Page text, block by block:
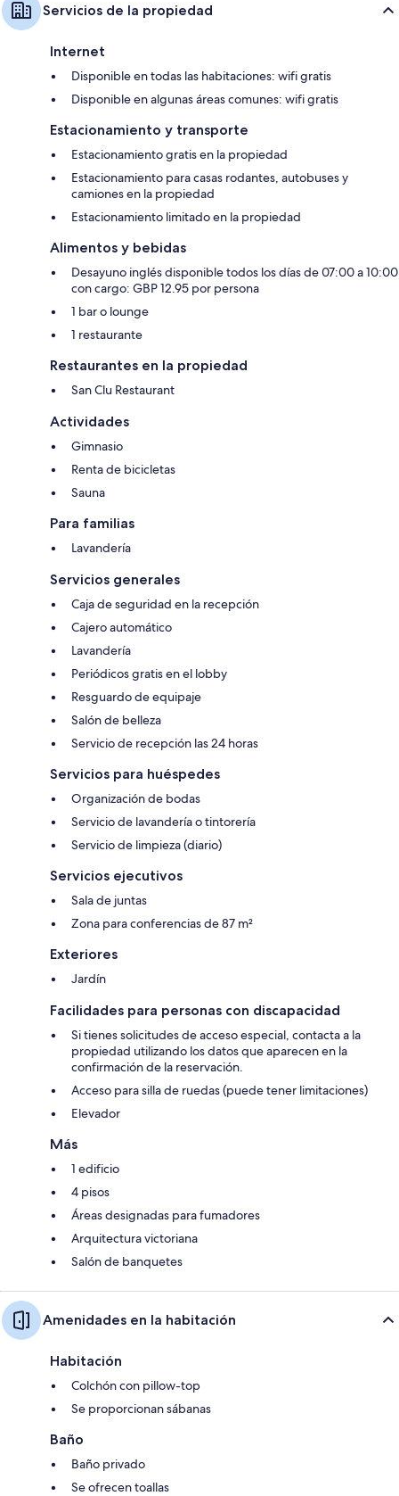
Servicios de la propiedad
Internet
Disponible en todas las habitaciones: wifi gratis
Disponible en algunas áreas comunes: wifi gratis
Estacionamiento y transporte
Estacionamiento gratis en la propiedad
Estacionamiento para casas rodantes, autobuses y
camiones en la propiedad
Estacionamiento limitado en la propiedad
Alimentos y bebidas
Desayuno inglés disponible todos los días de 07:00 a 10:00
con cargo: GBP 12.95 por persona
1 bar o lounge
1 restaurante
Restaurantes en la propiedad
San Clu Restaurant
Actividades
Gimnasio
Renta de bicicletas
Sauna
Para familias
Lavandería
Servicios generales
Caja de seguridad en la recepción
Cajero automático
Lavandería
Periódicos gratis en el lobby
Resguardo de equipaje
Salón de belleza
Servicio de recepción las 24 horas
Servicios para huéspedes
Organización de bodas
Servicio de lavandería o tintorería
Servicio de limpieza (diario)
Servicios ejecutivos
Sala de juntas
Zona para conferencias de 87 m²
Exteriores
Jardín
Facilidades para personas con discapacidad
Si tienes solicitudes de acceso especial, contacta a la
propiedad utilizando los datos que aparecen en la
confirmación de la reservación.
Acceso para silla de ruedas (puede tener limitaciones)
Elevador
Más
1 edificio
4 pisos
Áreas designadas para fumadores
Arquitectura victoriana
Salón de banquetes
Amenidades en la habitación
Habitación
Colchón con pillow-top
Se proporcionan sábanas
Baño
Baño privado
Se ofrecen toallas